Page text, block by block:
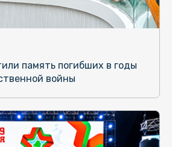
память погибших в годы
войны